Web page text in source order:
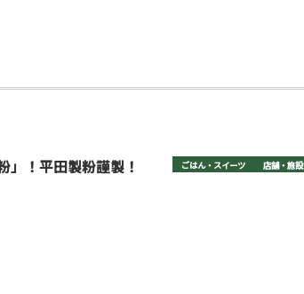
」！平田製粉謹製！ ごはん・スイーツ 店舗・施設